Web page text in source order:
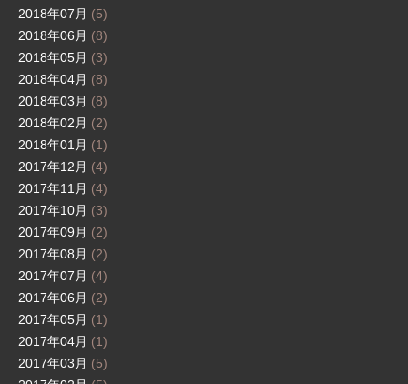
2018年07月 (5)
2018年06月 (8)
2018年05月 (3)
2018年04月 (8)
2018年03月 (8)
2018年02月 (2)
2018年01月 (1)
2017年12月 (4)
2017年11月 (4)
2017年10月 (3)
2017年09月 (2)
2017年08月 (2)
2017年07月 (4)
2017年06月 (2)
2017年05月 (1)
2017年04月 (1)
2017年03月 (5)